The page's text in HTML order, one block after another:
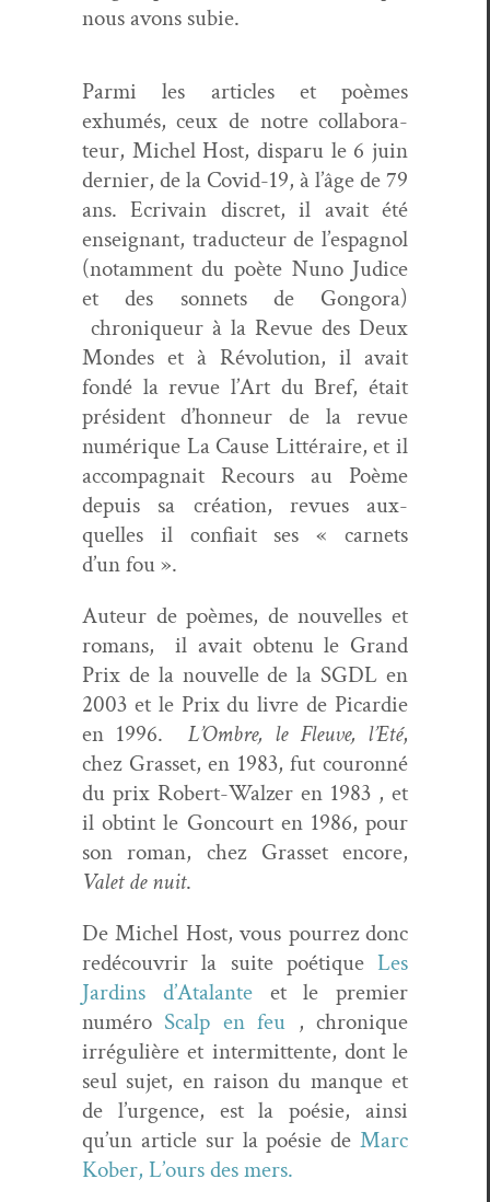
nous avons subie.
Par­mi les arti­cles et poèmes
exhumés, ceux de notre col­lab­o­ra­
teur, Michel Host, dis­paru le 6 juin
dernier, de la Covid-19, à l’âge de 79
ans. Ecrivain dis­cret, il avait été
enseignant, tra­duc­teur de l’espagnol
(notam­ment du poète Nuno Judice
et des son­nets de Gongo­ra)
chroniqueur à la Revue des Deux
Mon­des et à Révo­lu­tion, il avait
fondé la revue l’Art du Bref, était
prési­dent d’honneur de la revue
numérique La Cause Lit­téraire, et il
accom­pa­g­nait Recours au Poème
depuis sa créa­tion, revues aux­
quelles il con­fi­ait ses « car­nets
d’un fou ».
Auteur de poèmes, de nou­velles et
romans, il avait obtenu le Grand
Prix de la nou­velle de la SGDL en
2003 et le Prix du livre de Picardie
en 1996. L’Ombre, le Fleuve, l’Eté,
chez Gras­set, en 1983, fut couron­né
du prix Robert-Walz­er en 1983 , et
il obtint le Goncourt en 1986, pour
son roman, chez Gras­set encore,
Valet de nuit.
De Michel Host, vous pour­rez donc
redé­cou­vrir la suite poé­tiqueLes
Jardins d’Atalanteet le pre­mier
numéro Scalp en feu , chronique
irrégulière et inter­mit­tente, dont le
seul sujet, en rai­son du manque et
de l’urgence, est la poésie, ain­si
qu’un arti­cle sur la poésie deMarc
Kober, L’ours des mers.